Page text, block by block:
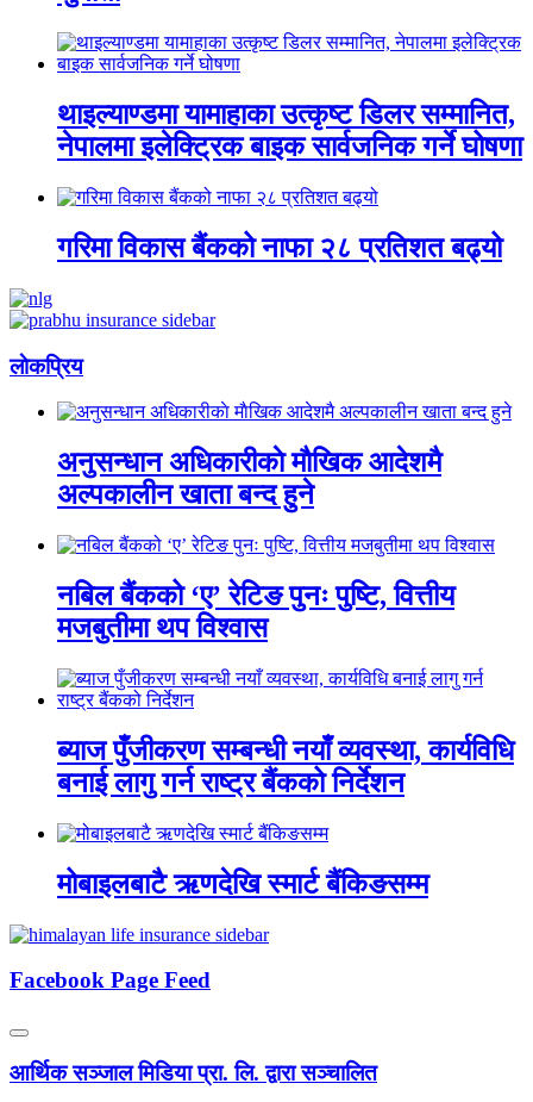
थाइल्याण्डमा यामाहाका उत्कृष्ट डिलर सम्मानित,
नेपालमा इलेक्ट्रिक बाइक सार्वजनिक गर्ने घोषणा
गरिमा विकास बैंकको नाफा २८ प्रतिशत बढ्यो
लाेकप्रिय
अनुसन्धान अधिकारीकाे माैखिक आदेशमै
अल्पकालीन खाता बन्द हुने
नबिल बैंकको ‘ए’ रेटिङ पुनः पुष्टि, वित्तीय
मजबुतीमा थप विश्वास
ब्याज पुँजीकरण सम्बन्धी नयाँ व्यवस्था, कार्यविधि
बनाई लागु गर्न राष्ट्र बैंकको निर्देशन
मोबाइलबाटै ऋणदेखि स्मार्ट बैंकिङसम्म
Facebook Page Feed
आर्थिक सञ्जाल मिडिया प्रा. लि. द्वारा सञ्चालित